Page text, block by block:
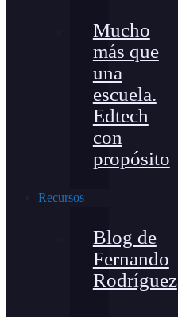
Mucho
más que
una
escuela.
Edtech
con
propósito
Recursos
Blog de
Fernando
Rodríguez